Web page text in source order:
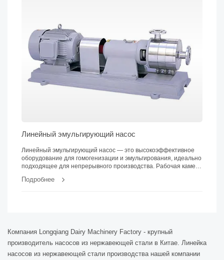
Линейный эмульгирующий насос
Линейный эмульгирующий насос — это высокоэффективное
оборудование для гомогенизации и эмульгирования, идеально
подходящее для непрерывного производства. Рабочая камера
12 слоев для интенсивного смешивания и высокой степени
Подробнее
Компания Longqiang Dairy Machinery Factory - крупный
производитель насосов из нержавеющей стали в Китае. Линейка
насосов из нержавеющей стали производства нашей компании